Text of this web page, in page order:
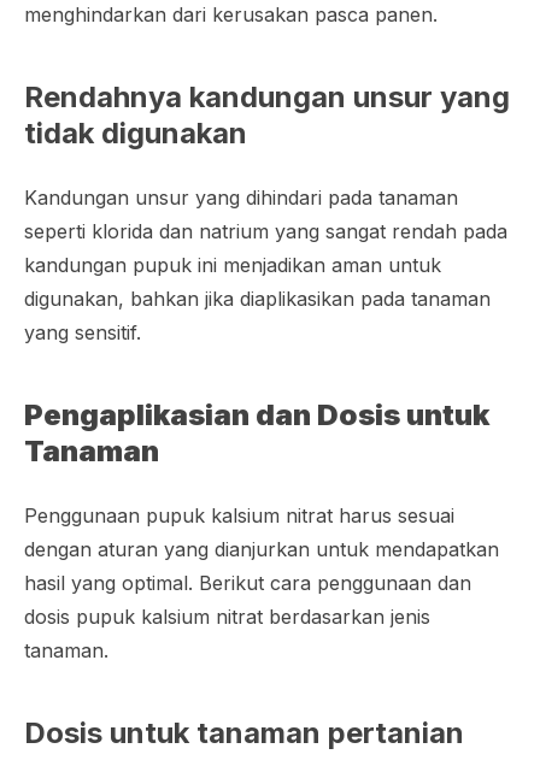
menghindarkan dari kerusakan pasca panen.
Rendahnya kandungan unsur yang
tidak digunakan
Kandungan unsur yang dihindari pada tanaman
seperti klorida dan natrium yang sangat rendah pada
kandungan pupuk ini menjadikan aman untuk
digunakan, bahkan jika diaplikasikan pada tanaman
yang sensitif.
Pengaplikasian dan Dosis untuk
Tanaman
Penggunaan pupuk kalsium nitrat harus sesuai
dengan aturan yang dianjurkan untuk mendapatkan
hasil yang optimal. Berikut cara penggunaan dan
dosis pupuk kalsium nitrat berdasarkan jenis
tanaman.
Dosis untuk tanaman pertanian